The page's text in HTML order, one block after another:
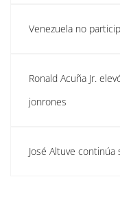
Venezuela no
Ronald Acuña Jr.
jonrones
José Altuve